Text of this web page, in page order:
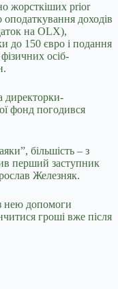
жорсткіших prior
доходів
на OLX),
до 150 євро і подання
осіб-
директорки-
фонд погодився
більшість – з
перший заступник
Железняк.
нею допомоги
гроші вже після